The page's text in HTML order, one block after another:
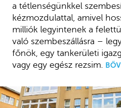
a tétlenségünkkel
kézmozdulattal, amivel
milliók legyintenek a
való szembeszállásra –
főnök, egy tankerületi
vagy egy egész rezsim.